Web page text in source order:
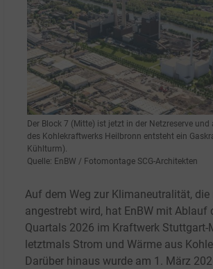
Der Block 7 (Mitte) ist jetzt in der Netzreserve und
des Kohlekraftwerks Heilbronn entsteht ein
Kühlturm).
Quelle: EnBW / Fotomontage SCG-Architekten
Auf dem Weg zur Klimaneutralität,
angestrebt wird, hat EnBW mit Ablauf
Quartals 2026 im Kraftwerk Stuttgart-
letztmals Strom und Wärme aus
Darüber hinaus wurde am 1. März